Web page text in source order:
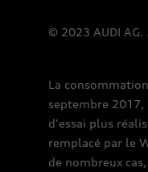
© 2023 AUDI
La
septembre 2017,
d'essai plus
remplacé par le
de nombreux